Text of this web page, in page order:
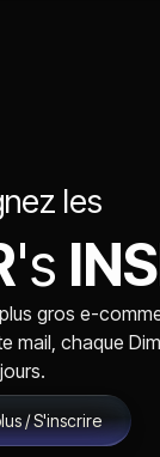
les
's
gros e-
mail, chaque
/ S'inscrire